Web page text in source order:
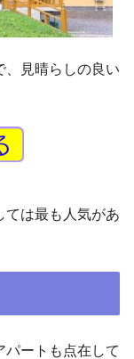
、見晴らしの良い
ては最も人気があ
パートも点在して